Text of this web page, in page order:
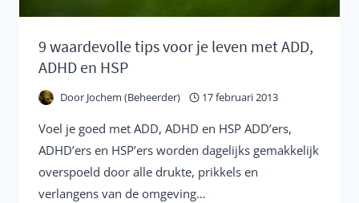
9 waardevolle tips voor je leven met ADD,
ADHD en HSP
Door Jochem (Beheerder) 17 februari 2013
Voel je goed met ADD, ADHD en HSP ADD’ers,
ADHD’ers en HSP’ers worden dagelijks gemakkelijk
overspoeld door alle drukte, prikkels en
verlangens van de omgeving…